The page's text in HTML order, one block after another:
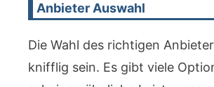
Anbieter Auswahl
Die Wahl des richtigen
knifflig sein. Es gibt viele